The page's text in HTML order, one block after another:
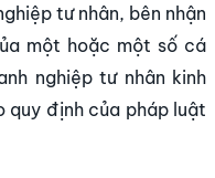
tư nhân, bên nhận
một hoặc một số cá
nghiệp tư nhân kinh
quy định của pháp luật